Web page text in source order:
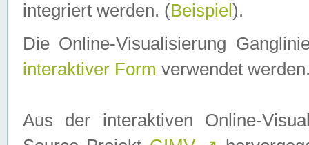
integriert werden. (Beispiel ).
Die Online-Visualisierung
interaktiver Form verwendet
Aus der interaktiven Online-